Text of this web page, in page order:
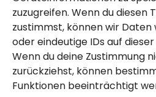
zuzugreifen. Wenn du diesen
zustimmst, können wir
oder eindeutige IDs auf
Wenn du deine Zustimmung
zurückziehst, können
Funktionen beeinträchtigt